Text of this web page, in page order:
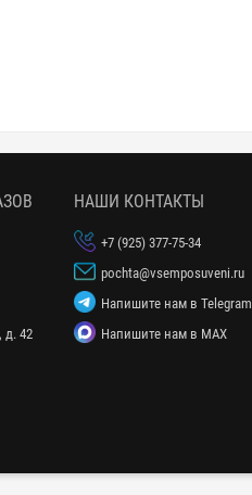
д. 42
НАШИ КОНТАКТЫ
+7 (925) 377-75-34
pochta@vsemposuveni.ru
Напишите нам в Telegram
Напишите нам в MAX